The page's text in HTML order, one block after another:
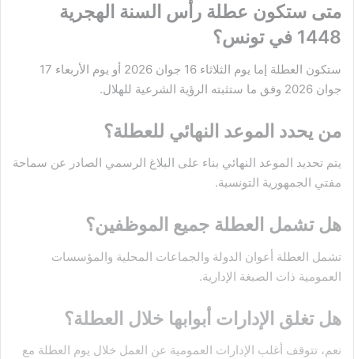
متى ستكون عطلة رأس السنة الهجرية
1448 في تونس؟
ستكون العطلة إما يوم الثلاثاء 16 جوان 2026 أو يوم الأربعاء 17
جوان 2026 وفق ما ستثبته الرؤية الشرعية للهلال.
من يحدد الموعد النهائي للعطلة؟
يتم تحديد الموعد النهائي بناء على البلاغ الرسمي الصادر عن سماحة
مفتي الجمهورية التونسية.
هل تشمل العطلة جميع الموظفين؟
تشمل العطلة أعوان الدولة والجماعات المحلية والمؤسسات
العمومية ذات الصبغة الإدارية.
هل تغلق الإدارات أبوابها خلال العطلة؟
نعم، تتوقف أغلب الإدارات العمومية عن العمل خلال يوم العطلة مع